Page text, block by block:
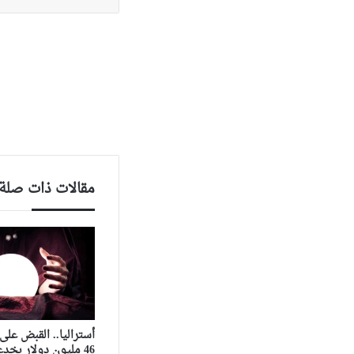
مقالات ذات
أستراليا.. القبض